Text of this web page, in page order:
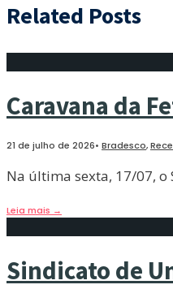
Related Posts
Caravana da
21 de julho de 2026• Bradesco,
Na última sexta, 17/07, o
Leia mais →
Sindicato de